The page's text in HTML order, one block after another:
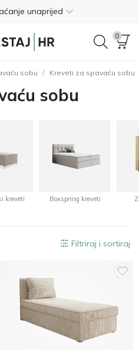
unutar 365 dana
dostava
unaprijed
383
0
sobu / Kreveti za spavaću sobu
sobu
kreveti Boxspring kreveti
Filtriraj i sortiraj